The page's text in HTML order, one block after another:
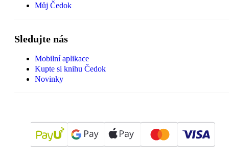
Můj Čedok
Sledujte nás
Mobilní aplikace
Kupte si knihu Čedok
Novinky